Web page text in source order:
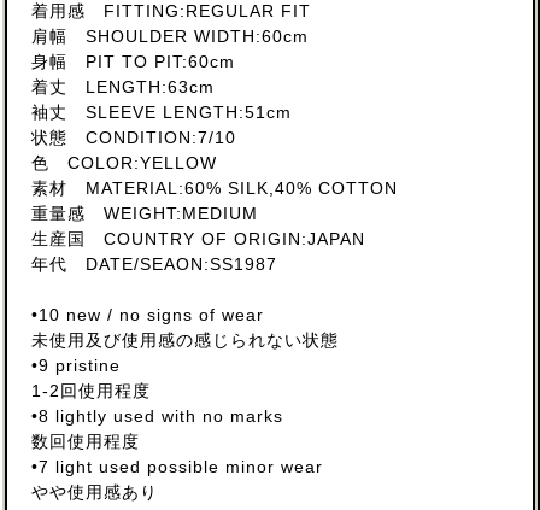
着用感 FITTING:REGULAR FIT
肩幅 SHOULDER WIDTH:60cm
身幅 PIT TO PIT:60cm
着丈 LENGTH:63cm
袖丈 SLEEVE LENGTH:51cm
状態 CONDITION:7/10
色 COLOR:YELLOW
素材 MATERIAL:60% SILK,40% COTTON
重量感 WEIGHT:MEDIUM
生産国 COUNTRY OF ORIGIN:JAPAN
年代 DATE/SEAON:SS1987
•10 new / no signs of wear
未使用及び使用感の感じられない状態
•9 pristine
1-2回使用程度
•8 lightly used with no marks
数回使用程度
•7 light used possible minor wear
やや使用感あり